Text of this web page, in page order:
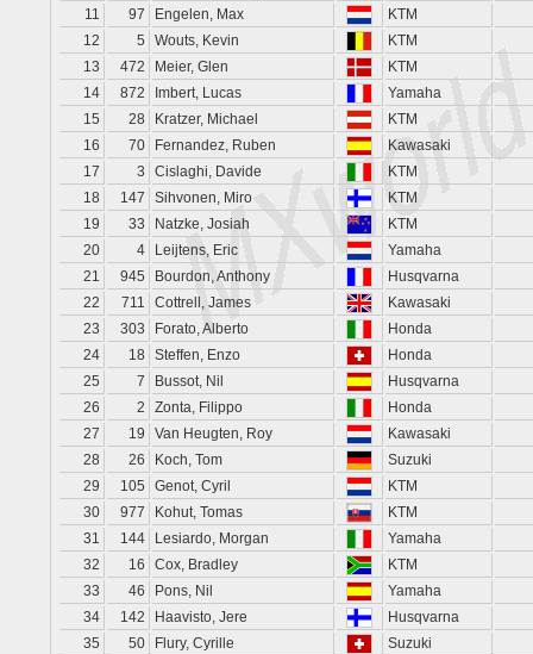
11
97 Engelen, Max
KTM
12
5 Wouts, Kevin
KTM
13
472 Meier, Glen
KTM
14
872 Imbert, Lucas
Yamaha
15
28 Kratzer, Michael
KTM
16
70 Fernandez, Ruben
Kawasaki
17
3 Cislaghi, Davide
KTM
18
147 Sihvonen, Miro
KTM
19
33 Natzke, Josiah
KTM
20
4 Leijtens, Eric
Yamaha
21
945 Bourdon, Anthony
Husqvarna
22
711 Cottrell, James
Kawasaki
23
303 Forato, Alberto
Honda
24
18 Steffen, Enzo
Honda
25
7 Bussot, Nil
Husqvarna
26
2 Zonta, Filippo
Honda
27
19 Van Heugten, Roy
Kawasaki
28
26 Koch, Tom
Suzuki
29
105 Genot, Cyril
KTM
30
977 Kohut, Tomas
KTM
31
144 Lesiardo, Morgan
Yamaha
32
16 Cox, Bradley
KTM
33
46 Pons, Nil
Yamaha
34
142 Haavisto, Jere
Husqvarna
35
50 Flury, Cyrille
Suzuki